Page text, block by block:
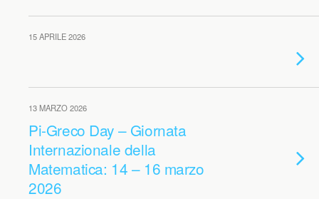
15 APRILE 2026
13 MARZO 2026
Pi-Greco Day – Giornata
Internazionale della
Matematica: 14 – 16 marzo
2026